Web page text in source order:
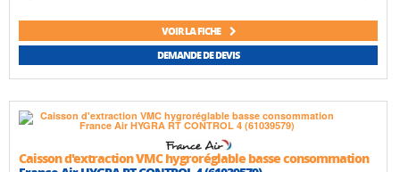
VOIR LA FICHE
DEMANDE DE DEVIS
Caisson d'extraction VMC hygroréglable basse consommation